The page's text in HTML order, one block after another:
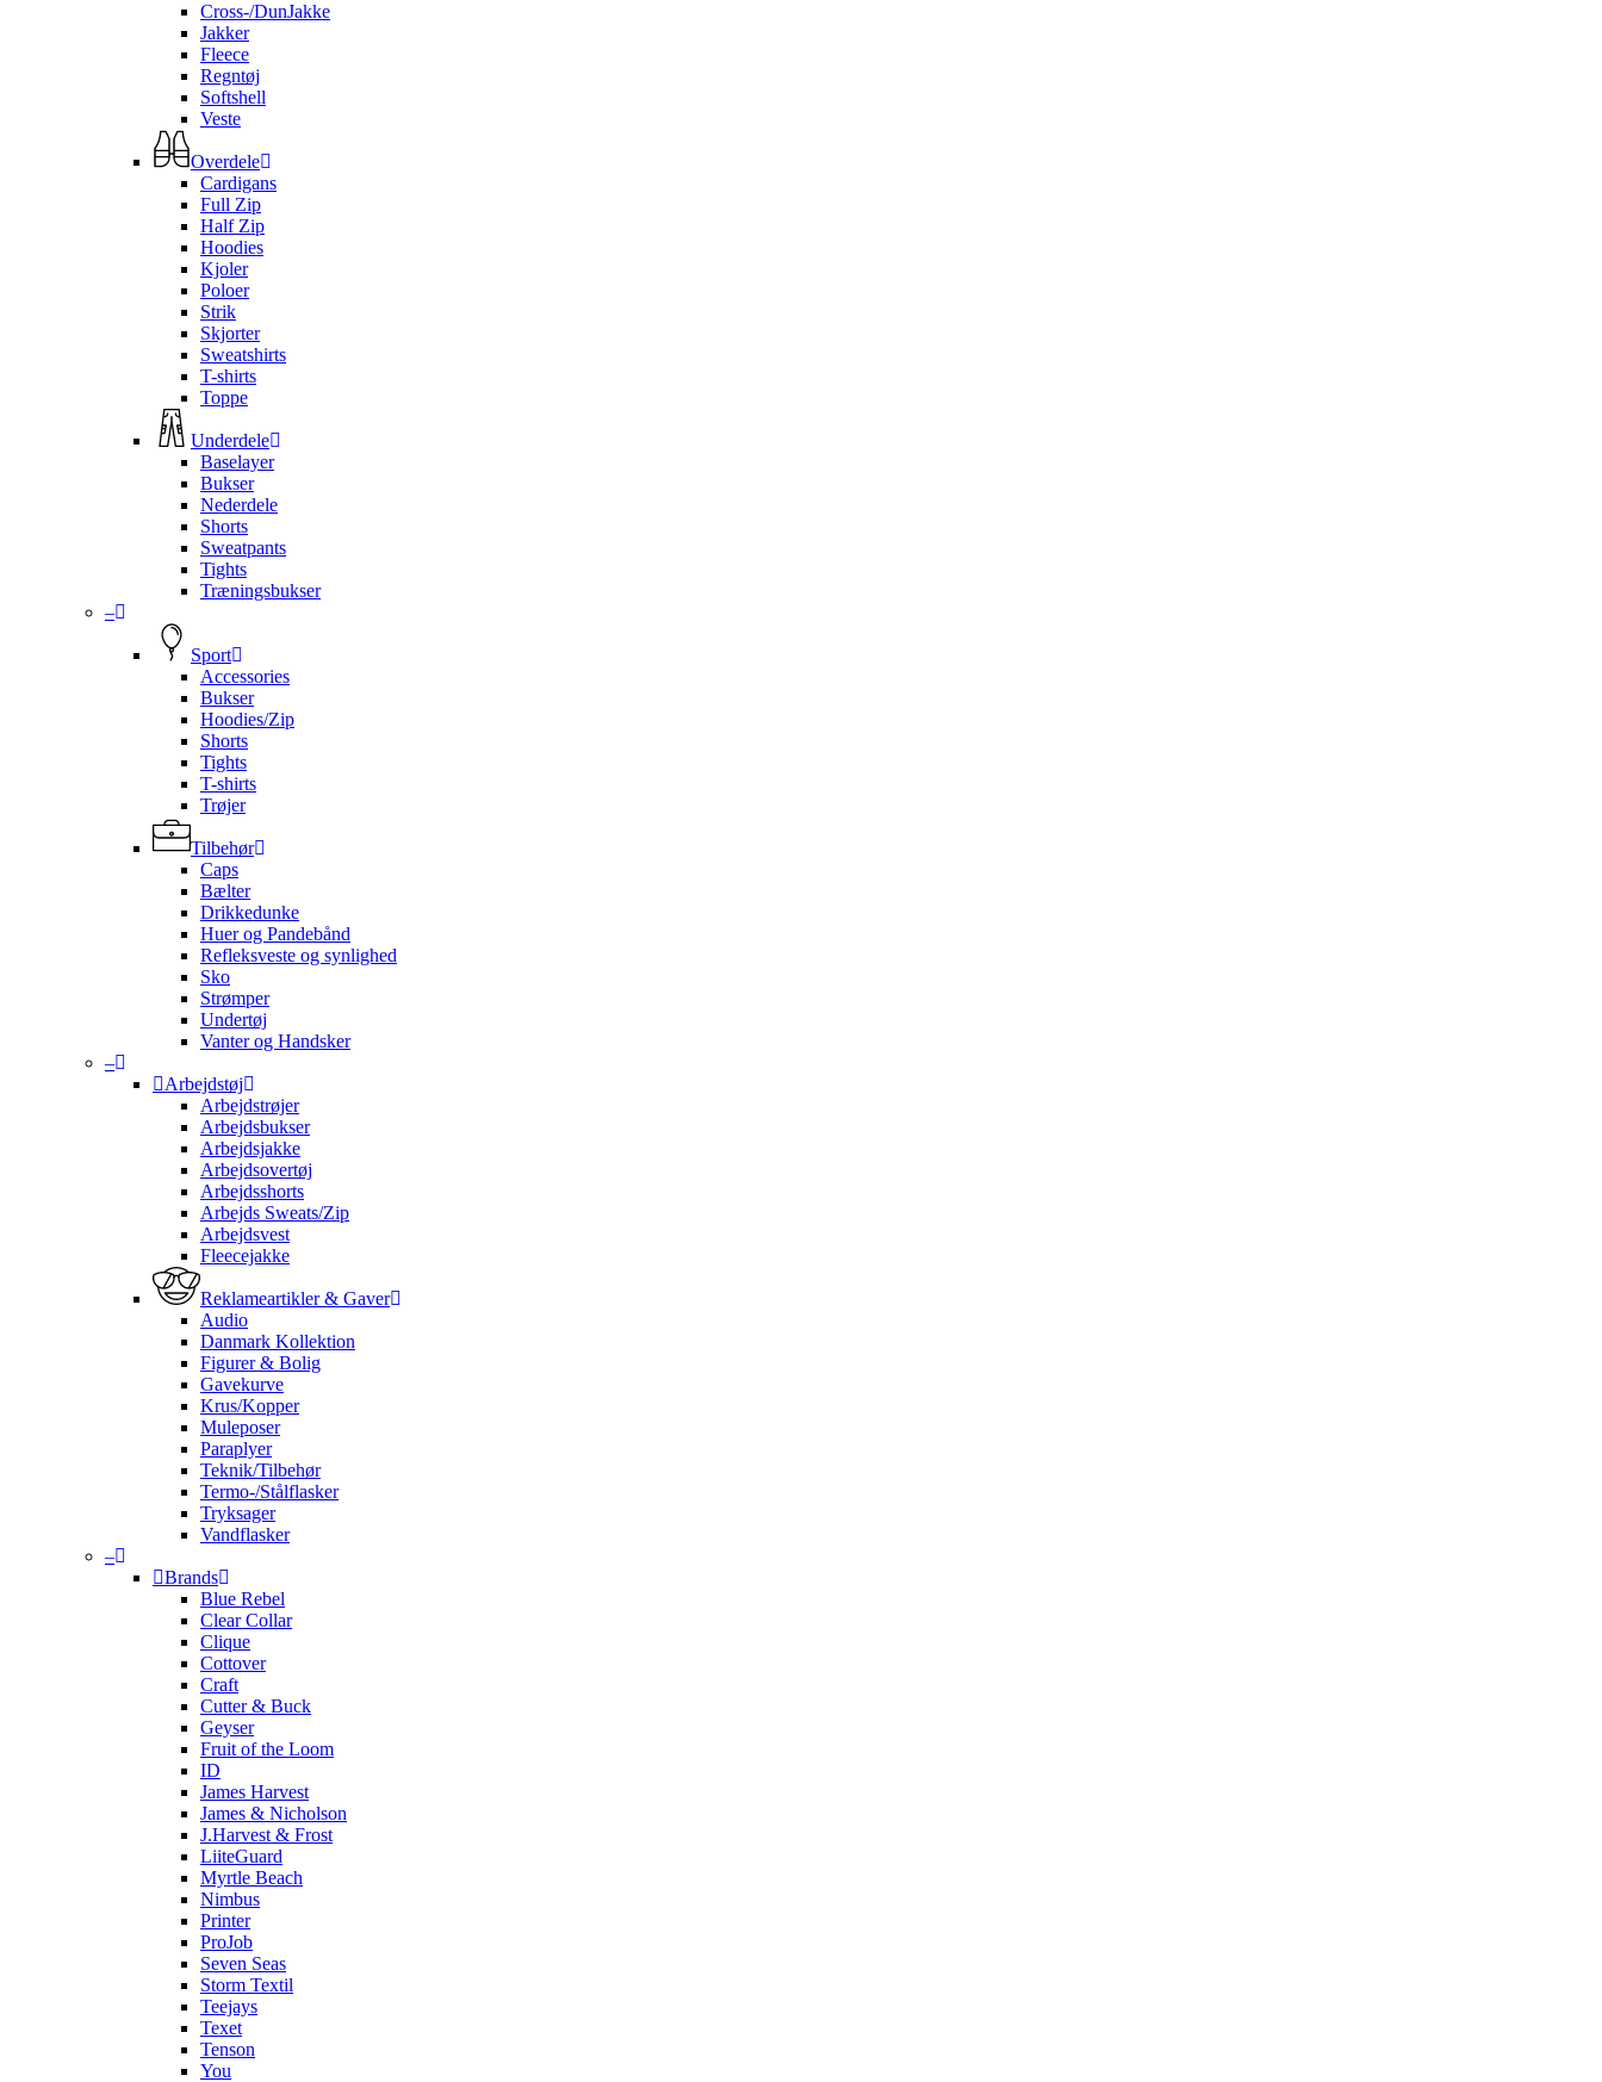
Cross-/DunJakke
Jakker
Fleece
Regntøj
Softshell
Veste
Overdele
Cardigans
Full Zip
Half Zip
Hoodies
Kjoler
Poloer
Strik
Skjorter
Sweatshirts
T-shirts
Toppe
Underdele
Baselayer
Bukser
Nederdele
Shorts
Sweatpants
Tights
Træningsbukser
–
Sport
Accessories
Bukser
Hoodies/Zip
Shorts
Tights
T-shirts
Trøjer
Tilbehør
Caps
Bælter
Drikkedunke
Huer og Pandebånd
Refleksveste og synlighed
Sko
Strømper
Undertøj
Vanter og Handsker
–
Arbejdstøj
Arbejdstrøjer
Arbejdsbukser
Arbejdsjakke
Arbejdsovertøj
Arbejdsshorts
Arbejds Sweats/Zip
Arbejdsvest
Fleecejakke
Reklameartikler & Gaver
Audio
Danmark Kollektion
Figurer & Bolig
Gavekurve
Krus/Kopper
Muleposer
Paraplyer
Teknik/Tilbehør
Termo-/Stålflasker
Tryksager
Vandflasker
–
Brands
Blue Rebel
Clear Collar
Clique
Cottover
Craft
Cutter & Buck
Geyser
Fruit of the Loom
ID
James Harvest
James & Nicholson
J.Harvest & Frost
LiiteGuard
Myrtle Beach
Nimbus
Printer
ProJob
Seven Seas
Storm Textil
Teejays
Texet
Tenson
You